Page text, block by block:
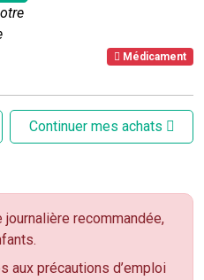
Médicament
Continuer mes achats
recommandée,
aux précautions d’emploi